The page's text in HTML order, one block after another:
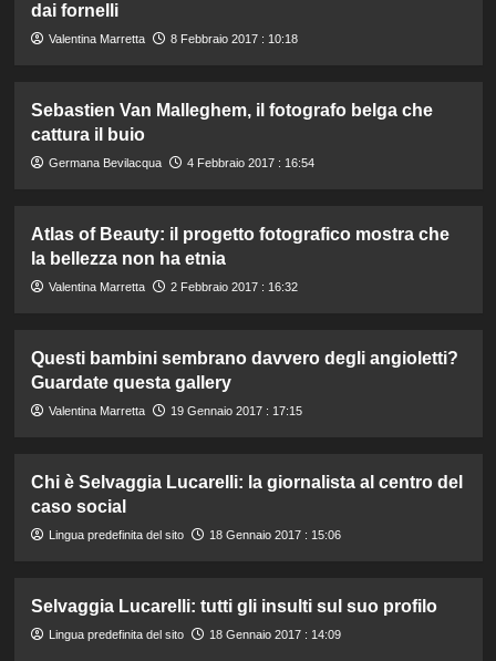
dai fornelli
Valentina Marretta 8 Febbraio 2017 : 10:18
Sebastien Van Malleghem, il fotografo belga che
cattura il buio
Germana Bevilacqua 4 Febbraio 2017 : 16:54
Atlas of Beauty: il progetto fotografico mostra che
la bellezza non ha etnia
Valentina Marretta 2 Febbraio 2017 : 16:32
Questi bambini sembrano davvero degli angioletti?
Guardate questa gallery
Valentina Marretta 19 Gennaio 2017 : 17:15
Chi è Selvaggia Lucarelli: la giornalista al centro del
caso social
Lingua predefinita del sito 18 Gennaio 2017 : 15:06
Selvaggia Lucarelli: tutti gli insulti sul suo profilo
Lingua predefinita del sito 18 Gennaio 2017 : 14:09